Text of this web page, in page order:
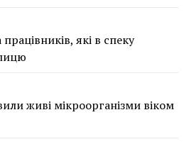
які в спеку
живі мікроорганізми віком